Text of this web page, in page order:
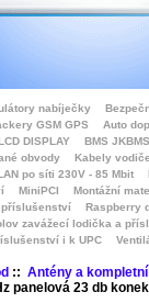
nabíječky
GSM GPS
Auto
DISPLAY
BMS
obvody
Kabely
po síti 230V - 85 Mbit
MiniPCI
Montážní
Raspberry
zavážecí lodička a přísl
i k UPC
:: Antény a
panelová 23 db